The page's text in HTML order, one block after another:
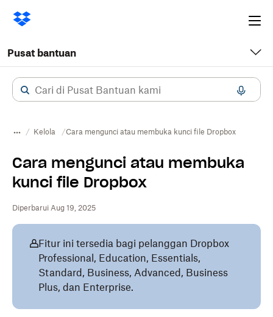
Pusat bantuan
Kelola Cara mengunci atau membuka kunci file Dropbox
Cara mengunci atau membuka
kunci file Dropbox
Diperbarui Aug 19, 2025
Fitur ini tersedia bagi pelanggan Dropbox
Professional, Education, Essentials,
Standard, Business, Advanced, Business
Plus, dan Enterprise.